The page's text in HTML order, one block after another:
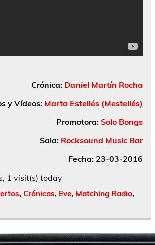
Crónica: Daniel Martín Rocha
y Vídeos: Marta Estellés (Mestellés)
Promotora: Solo Bongs
Sala: Rocksound Music Bar
Fecha: 23-03-2016
1 visit(s) today
, Crónicas, Eve, Matching Radio,